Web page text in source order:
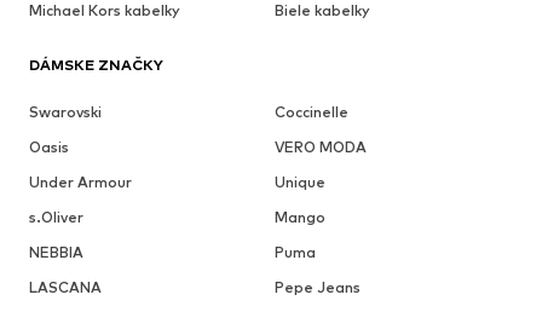
Michael Kors kabelky
Biele kabelky
DÁMSKE ZNAČKY
Swarovski
Coccinelle
Oasis
VERO MODA
Under Armour
Unique
s.Oliver
Mango
NEBBIA
Puma
LASCANA
Pepe Jeans